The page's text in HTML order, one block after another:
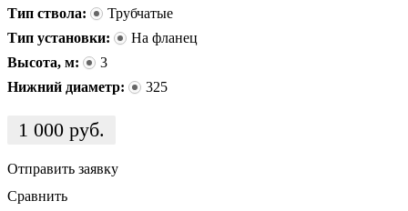
Тип ствола:
Трубчатые
Тип установки:
На фланец
Высота, м:
3
Нижний диаметр:
325
1 000 руб.
Отправить заявку
Сравнить